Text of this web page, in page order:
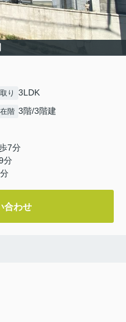
り 3LDK
階 3階/3階建
7分
分
合わせ